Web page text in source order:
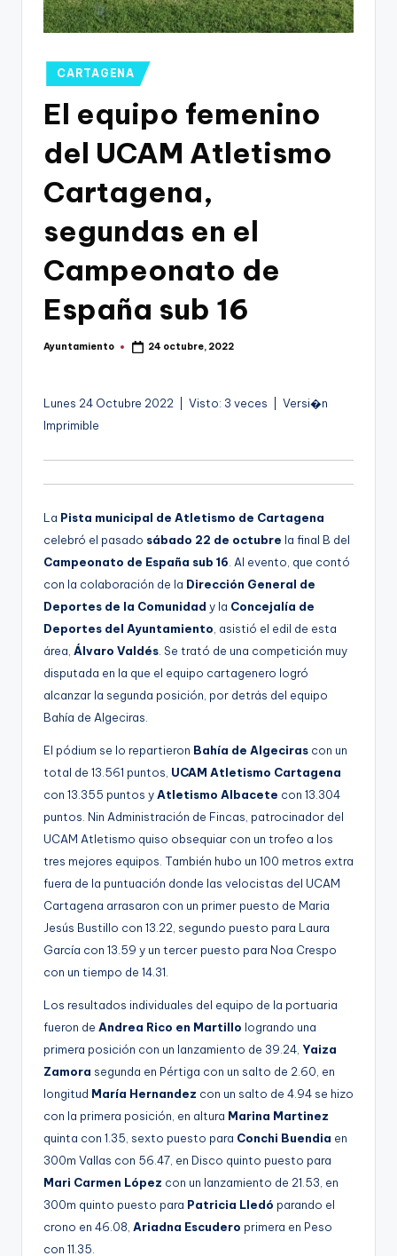
Publicado
en
CARTAGENA
El equipo femenino
del UCAM Atletismo
Cartagena,
segundas en el
Campeonato de
España sub 16
Publicado
Ayuntamiento 24 octubre, 2022
Lunes 24 Octubre 2022 | Visto: 3 veces | Versi�n
Imprimible
La Pista municipal de Atletismo de Cartagena
celebró el pasado sábado 22 de octubre la final B del
Campeonato de España sub 16. Al evento, que contó
con la colaboración de la Dirección General de
Deportes de la Comunidad y la Concejalía de
Deportes del Ayuntamiento, asistió el edil de esta
área, Álvaro Valdés. Se trató de una competición muy
disputada en la que el equipo cartagenero logró
alcanzar la segunda posición, por detrás del equipo
Bahía de Algeciras.
El pódium se lo repartieron Bahía de Algeciras con un
total de 13.561 puntos, UCAM Atletismo Cartagena
con 13.355 puntos yAtletismo Albacete con 13.304
puntos. Nin Administración de Fincas, patrocinador del
UCAM Atletismo quiso obsequiar con un trofeo a los
tres mejores equipos. También hubo un 100 metros extra
fuera de la puntuación donde las velocistas del UCAM
Cartagena arrasaron con un primer puesto de Maria
Jesús Bustillo con 13.22, segundo puesto para Laura
García con 13.59 y un tercer puesto para Noa Crespo
con un tiempo de 14.31.
Los resultados individuales del equipo de la portuaria
fueron de Andrea Rico en Martillo logrando una
primera posición con un lanzamiento de 39.24, Yaiza
Zamora segunda en Pértiga con un salto de 2.60, en
longitud María Hernandez con un salto de 4.94 se hizo
con la primera posición, en altura Marina Martinez
quinta con 1.35, sexto puesto para Conchi Buendia en
300m Vallas con 56.47, en Disco quinto puesto para
Mari Carmen López con un lanzamiento de 21.53, en
300m quinto puesto para Patricia Lledó parando el
crono en 46.08, Ariadna Escudero primera en Peso
con 11.35.